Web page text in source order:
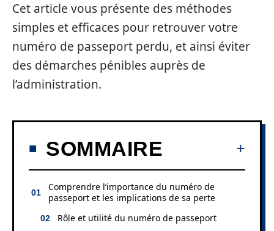
Cet article vous présente des méthodes
simples et efficaces pour retrouver votre
numéro de passeport perdu, et ainsi éviter
des démarches pénibles auprès de
l’administration.
SOMMAIRE
Comprendre l’importance du numéro de
passeport et les implications de sa perte
Rôle et utilité du numéro de passeport